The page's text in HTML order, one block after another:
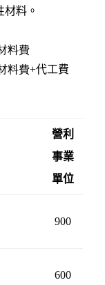
料。
料費
料費+代工費
營利
事業
單位
900
600